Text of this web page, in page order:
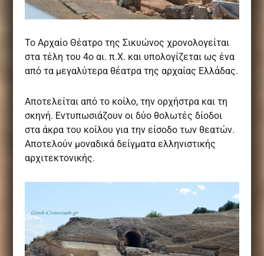
Το Αρχαίο Θέατρο της Σικυώνος χρονολογείται
στα τέλη του 4ο αι. π.Χ. και υπολογίζεται ως ένα
από τα μεγαλύτερα θέατρα της αρχαίας Ελλάδας.
Αποτελείται από το κοίλο, την ορχήστρα και τη
σκηνή. Εντυπωσιάζουν οι δύο θολωτές δίοδοι
στα άκρα του κοίλου για την είσοδο των θεατών.
Αποτελούν μοναδικά δείγματα ελληνιστικής
αρχιτεκτονικής.